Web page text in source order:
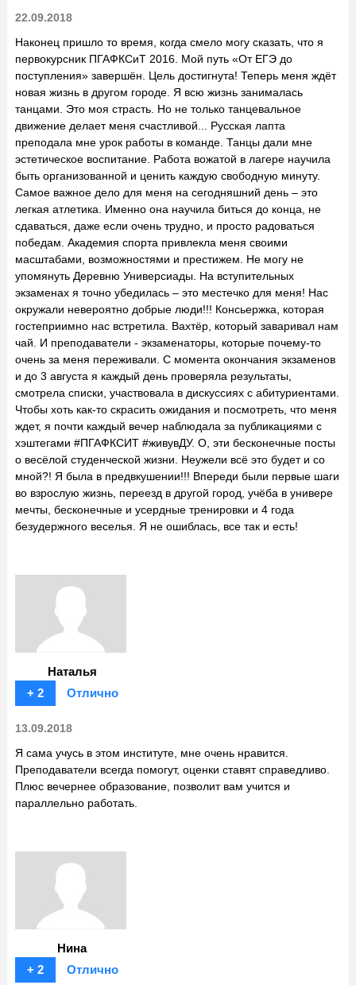
22.09.2018
Наконец пришло то время, когда смело могу сказать, что я
первокурсник ПГАФКСиТ 2016. Мой путь «От ЕГЭ до
поступления» завершён. Цель достигнута! Теперь меня ждёт
новая жизнь в другом городе. Я всю жизнь занималась
танцами. Это моя страсть. Но не только танцевальное
движение делает меня счастливой... Русская лапта
преподала мне урок работы в команде. Танцы дали мне
эстетическое воспитание. Работа вожатой в лагере научила
быть организованной и ценить каждую свободную минуту.
Самое важное дело для меня на сегодняшний день – это
легкая атлетика. Именно она научила биться до конца, не
сдаваться, даже если очень трудно, и просто радоваться
победам. Академия спорта привлекла меня своими
масштабами, возможностями и престижем. Не могу не
упомянуть Деревню Универсиады. На вступительных
экзаменах я точно убедилась – это местечко для меня! Нас
окружали невероятно добрые люди!!! Консьержка, которая
гостеприимно нас встретила. Вахтёр, который заваривал нам
чай. И преподаватели - экзаменаторы, которые почему-то
очень за меня переживали. С момента окончания экзаменов
и до 3 августа я каждый день проверяла результаты,
смотрела списки, участвовала в дискуссиях с абитуриентами.
Чтобы хоть как-то скрасить ожидания и посмотреть, что меня
ждет, я почти каждый вечер наблюдала за публикациями с
хэштегами #ПГАФКСИТ #живувДУ. О, эти бесконечные посты
о весёлой студенческой жизни. Неужели всё это будет и со
мной?! Я была в предвкушении!!! Впереди были первые шаги
во взрослую жизнь, переезд в другой город, учёба в универе
мечты, бесконечные и усердные тренировки и 4 года
безудержного веселья. Я не ошиблась, все так и есть!
Наталья
+ 2
Отлично
13.09.2018
Я сама учусь в этом институте, мне очень нравится.
Преподаватели всегда помогут, оценки ставят справедливо.
Плюс вечернее образование, позволит вам учится и
параллельно работать.
Нина
+ 2
Отлично